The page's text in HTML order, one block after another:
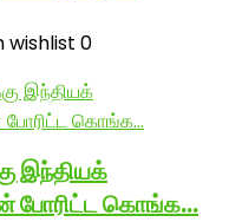
wishlist 0
இந்தியக்
போரிட்ட கொங்க…